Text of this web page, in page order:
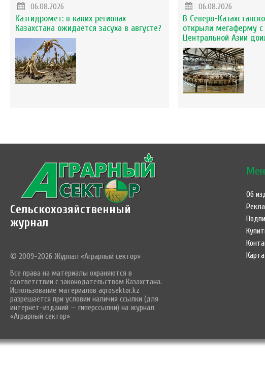
06.08.2026
Казгидромет: в каких регионах
Казахстана ожидается засуха в августе?
06.08.2026
В Северо-
открыли мегаферму с
Центральной Азии
Сельскохозяйственный
журнал
© 2009-2026 Журнал «Аграрный сектор»
Все права на материалы охраняются в
соответствии с законодательством Казахстана.
Использование материалов agrosektor.kz
разрешается при условии наличия ссылки (для
интернет-изданий — гиперссылки) на журнал
«Аграрный сектор»
Об